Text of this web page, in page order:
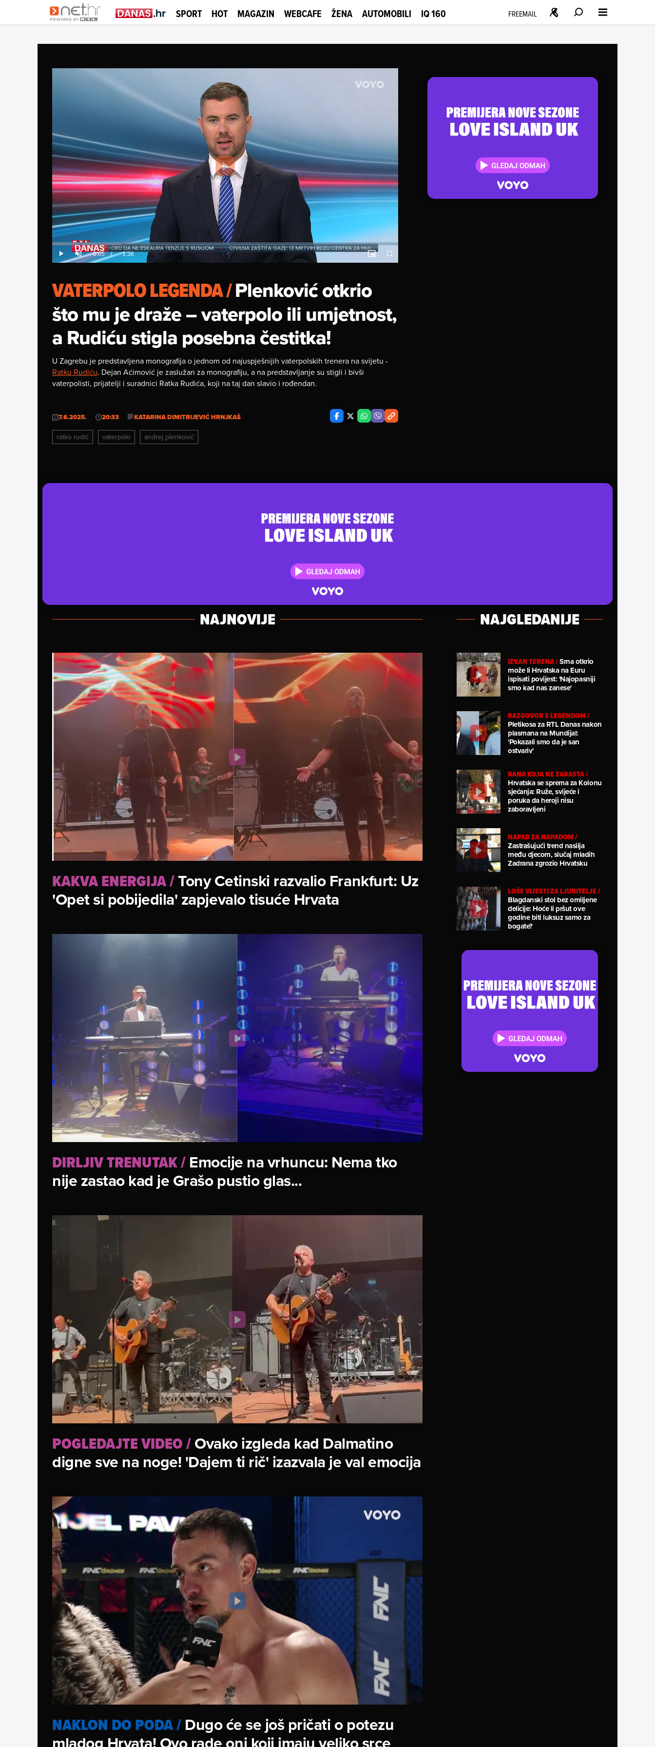
SPORT HOT MAGAZIN WEBCAFE ŽENA AUTOMOBILI IQ 160 FREEMAIL
Play
Video
Play UnmuteCurrent
0:05 / Duration
1:36
Loaded:
19.98%
Picture-
in-
Fullscreen
VATERPOLO LEGENDA/Plenković otkrio
što mu je draže – vaterpolo ili umjetnost,
a Rudiću stigla posebna čestitka!
U Zagrebu je predstavljena monografija o jednom od najuspješnijih vaterpolskih trenera na svijetu -
Ratku Rudiću. Dejan Aćimović je zaslužan za monografiju, a na predstavljanje su stigli i bivši
vaterpolisti, prijatelji i suradnici Ratka Rudića, koji na taj dan slavio i rođendan.
7.6.2025. 20:33 KATARINA DIMITRIJEVIĆ HRNJKAŠ
ratko rudić vaterpolo andrej plenković
NAJNOVIJE
KAKVA ENERGIJA/Tony Cetinski razvalio Frankfurt: Uz
'Opet si pobijedila' zapjevalo tisuće Hrvata
DIRLJIV TRENUTAK/Emocije na vrhuncu: Nema tko
nije zastao kad je Grašo pustio glas...
POGLEDAJTE VIDEO/Ovako izgleda kad Dalmatino
digne sve na noge! 'Dajem ti rič' izazvala je val emocija
NAKLON DO PODA/Dugo će se još pričati o potezu
NAJGLEDANIJE
IZVAN TERENA/Srna otkrio
može li Hrvatska na Euru
ispisati povijest: 'Najopasniji
smo kad nas zanese'
RAZGOVOR S LEGENDOM/
Pletikosa za RTL Danas nakon
plasmana na Mundijal:
'Pokazali smo da je san
ostvariv'
RANA KOJA NE ZARASTA/
Hrvatska se sprema za Kolonu
sjećanja: Ruže, svijeće i
poruka da heroji nisu
zaboravljeni
NAPAD ZA NAPADOM/
Zastrašujući trend nasilja
među djecom, slučaj mladih
Zadrana zgrozio Hrvatsku
LOŠE VIJESTI ZA LJUBITELJE/
Blagdanski stol bez omiljene
delicije: Hoće li pršut ove
godine biti luksuz samo za
bogate?